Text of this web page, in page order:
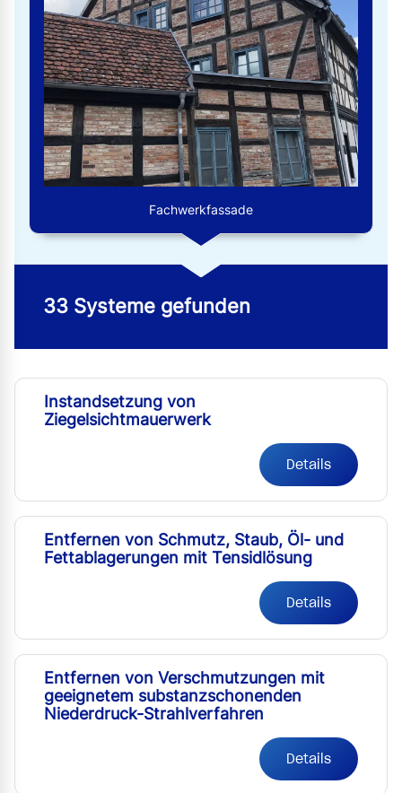
Fachwerkfassade
33 Systeme gefunden
Instandsetzung von
Ziegelsichtmauerwerk
Details
Entfernen von Schmutz, Staub, Öl- und
Fettablagerungen mit Tensidlösung
Details
Entfernen von Verschmutzungen mit
geeignetem substanzschonenden
Niederdruck-Strahlverfahren
Details